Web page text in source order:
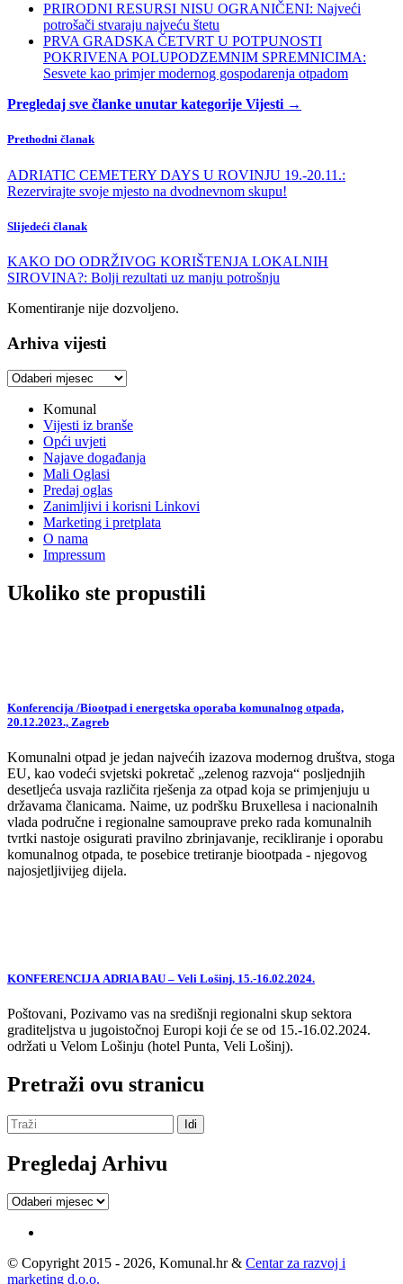
PRIRODNI RESURSI NISU OGRANIČENI: Najveći
potrošači stvaraju najveću štetu
PRVA GRADSKA ČETVRT U POTPUNOSTI
POKRIVENA POLUPODZEMNIM SPREMNICIMA:
Sesvete kao primjer modernog gospodarenja otpadom
Pregledaj sve članke unutar kategorije Vijesti →
Prethodni članak
ADRIATIC CEMETERY DAYS U ROVINJU 19.-20.11.:
Rezervirajte svoje mjesto na dvodnevnom skupu!
Slijedeći članak
KAKO DO ODRŽIVOG KORIŠTENJA LOKALNIH
SIROVINA?: Bolji rezultati uz manju potrošnju
Komentiranje nije dozvoljeno.
Arhiva vijesti
Arhiva
Komunal
Vijesti iz branše
Opći uvjeti
Najave događanja
Mali Oglasi
Predaj oglas
Zanimljivi i korisni Linkovi
Marketing i pretplata
O nama
Impressum
Ukoliko ste propustili
Konferencija /Biootpad i energetska oporaba komunalnog otpada,
20.12.2023., Zagreb
Komunalni otpad je jedan najvećih izazova modernog društva, stoga
EU, kao vodeći svjetski pokretač „zelenog razvoja“ posljednjih
desetljeća usvaja različita rješenja za otpad koja se primjenjuju u
državama članicama. Naime, uz podršku Bruxellesa i nacionalnih
vlada područne i regionalne samouprave preko rada komunalnih
tvrtki nastoje osigurati pravilno zbrinjavanje, recikliranje i oporabu
komunalnog otpada, te posebice tretiranje biootpada - njegovog
najosjetljivijeg dijela.
KONFERENCIJA ADRIA BAU – Veli Lošinj, 15.-16.02.2024.
Poštovani, Pozivamo vas na središnji regionalni skup sektora
graditeljstva u jugoistočnoj Europi koji će se od 15.-16.02.2024.
održati u Velom Lošinju (hotel Punta, Veli Lošinj).
Pretraži ovu stranicu
Pregledaj Arhivu
Pregledaj
© Copyright 2015 - 2026, Komunal.hr & Centar za razvoj i
marketing d.o.o.